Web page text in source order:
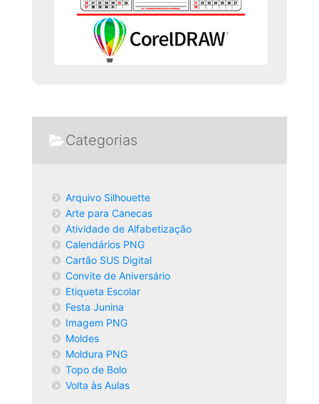
Categorias
Arquivo Silhouette
Arte para Canecas
Atividade de Alfabetização
Calendários PNG
Cartão SUS Digital
Convite de Aniversário
Etiqueta Escolar
Festa Junina
Imagem PNG
Moldes
Moldura PNG
Topo de Bolo
Volta às Aulas